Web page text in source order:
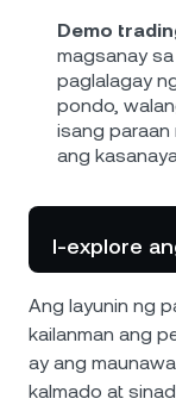
Demo
magsanay
paglalagay
pondo,
isang paraan
ang
I-explore
Ang layunin ng
kailanman ang
ay ang
kalmado at